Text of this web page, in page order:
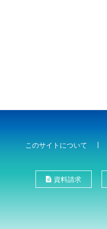
このサイトについて
資料請求